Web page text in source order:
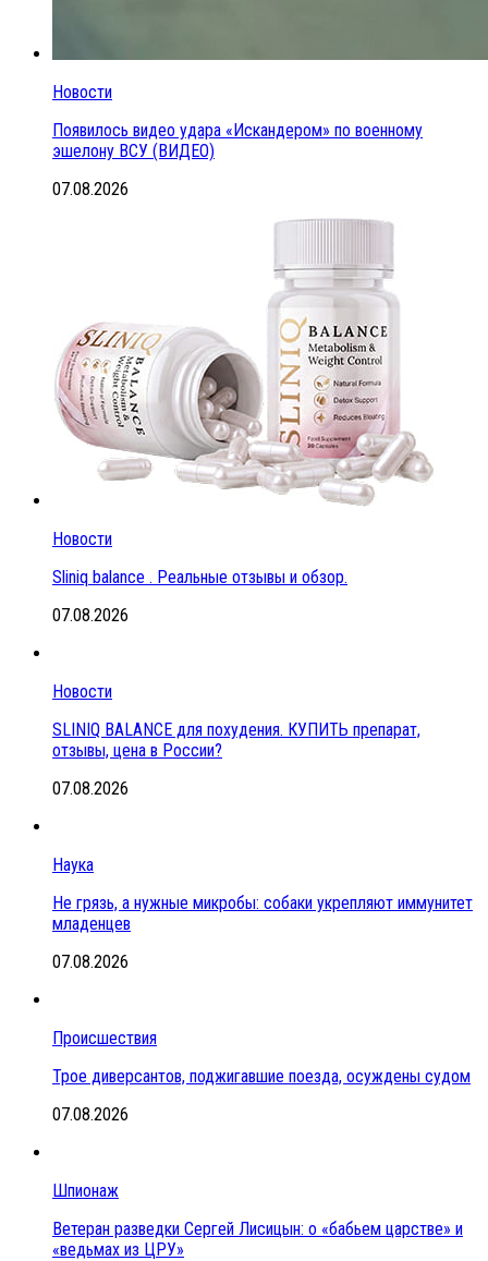
Новости
Появилось видео удара «Искандером» по военному
эшелону ВСУ (ВИДЕО)
07.08.2026
Новости
Sliniq balance . Реальные отзывы и обзор.
07.08.2026
Новости
SLINIQ BALANCE для похудения. КУПИТЬ препарат,
отзывы, цена в России?
07.08.2026
Наука
Не грязь, а нужные микробы: собаки укрепляют иммунитет
младенцев
07.08.2026
Происшествия
Трое диверсантов, поджигавшие поезда, осуждены судом
07.08.2026
Шпионаж
Ветеран разведки Сергей Лисицын: о «бабьем царстве» и
«ведьмах из ЦРУ»